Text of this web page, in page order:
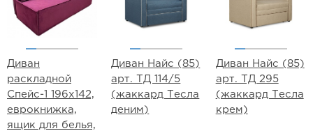
Диван
раскладной
Спейс-1 196х142,
еврокнижка,
ящик для белья,
Диван Найс (85)
арт. ТД 114/5
(жаккард Тесла
деним)
Диван Найс (85)
арт. ТД 295
(жаккард Тесла
крем)